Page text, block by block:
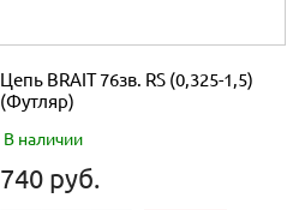
Цепь BRAIT 76зв. RS (0,325-1,5)
(Футляр)
В наличии
740 руб.